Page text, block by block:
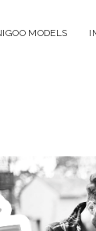
MODELS